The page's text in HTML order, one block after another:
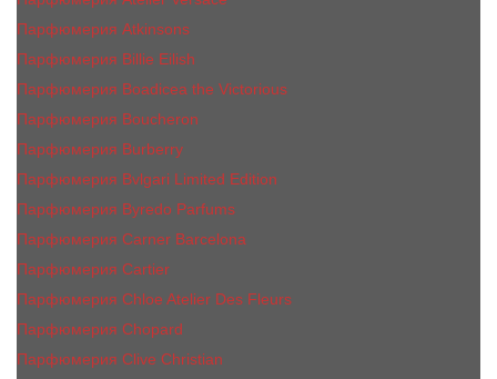
Парфюмерия Atkinsons
Парфюмерия Billie Eilish
Парфюмерия Boadicea the Victorious
Парфюмерия Boucheron
Парфюмерия Burberry
Парфюмерия Bvlgari Limited Edition
Парфюмерия Byredo Parfums
Парфюмерия Carner Barcelona
Парфюмерия Cartier
Парфюмерия Chloe Atelier Des Fleurs
Парфюмерия Сhopard
Парфюмерия Clive Christian